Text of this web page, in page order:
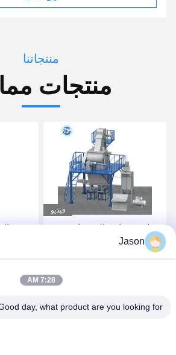
منتجاتنا
منتجات
فيديو
مصنع الملاط الجاف
الأوتوماتيكي بالكامل لصنع
لاصق البلاط والجص
احصل على أفضل سعر
حار
Jason
7:28 AM
day, what product are you looking for?